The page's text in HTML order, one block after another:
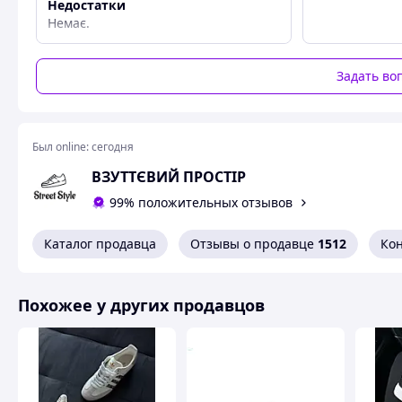
Ця модель є легкою та комфортною, має закритий ніс і
САБО З ДЖИБІТСАМИ БІЛІ
Вибирайте та купуйте для себе та своїх близьких якісне
Недостатки
Немає.
Задать
Был online:сегодня
ВЗУТТЄВИЙ ПРОСТІР
99% положительных отзывов
Каталог продавца Отзывы о продавце 1512
Похожее у других продавцов